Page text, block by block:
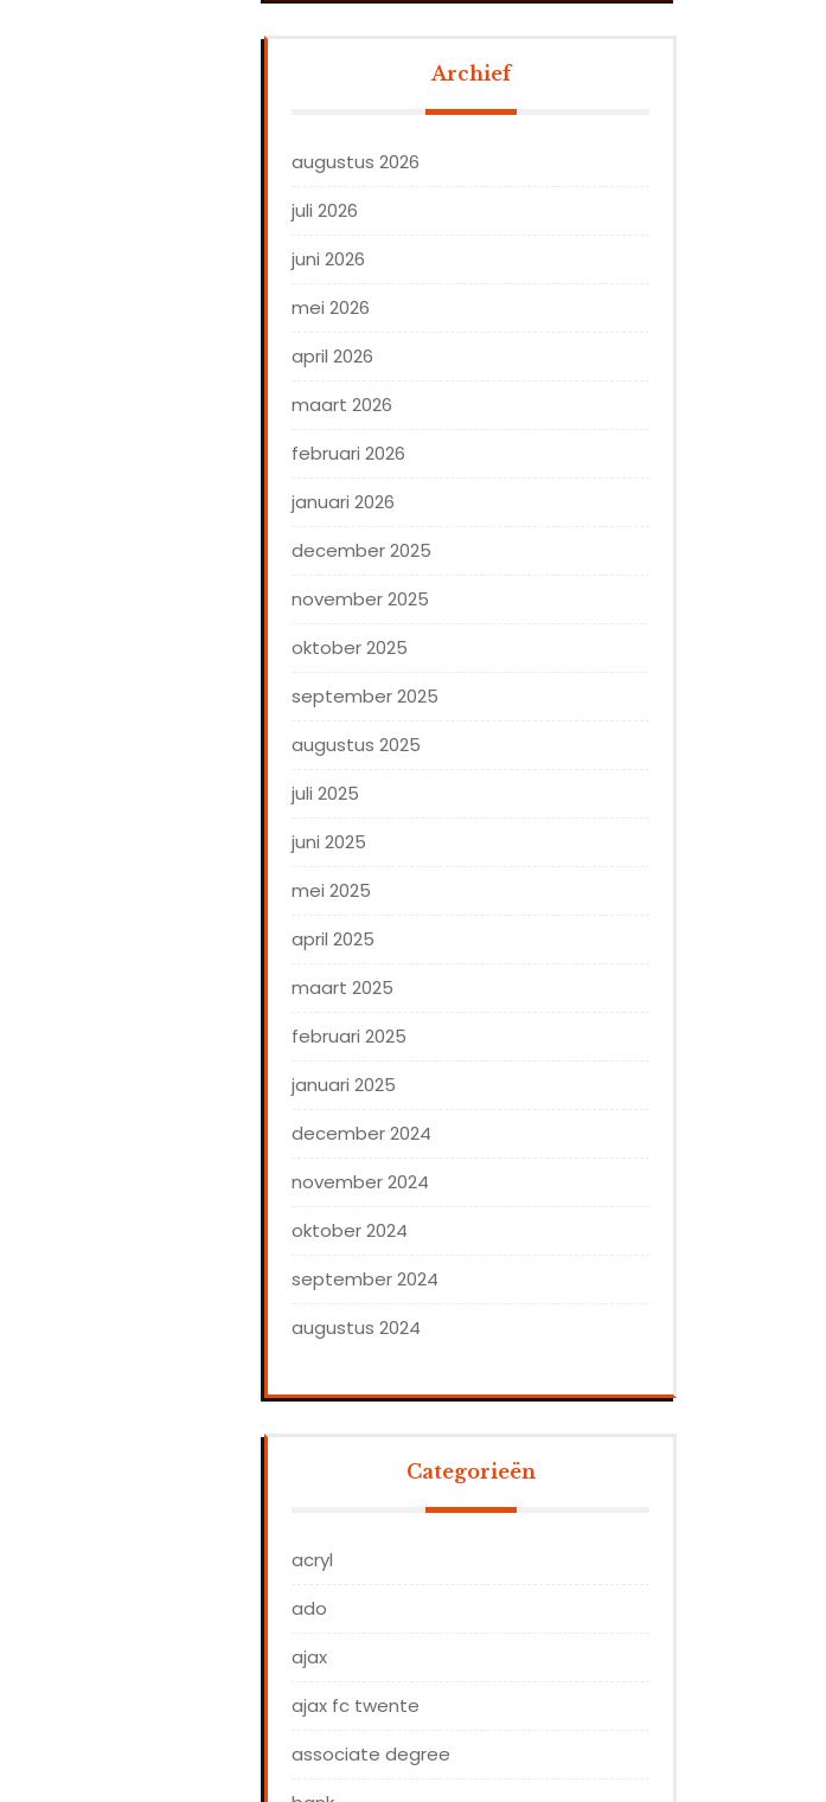
Archief
augustus 2026
juli 2026
juni 2026
mei 2026
april 2026
maart 2026
februari 2026
januari 2026
december 2025
november 2025
oktober 2025
september 2025
augustus 2025
juli 2025
juni 2025
mei 2025
april 2025
maart 2025
februari 2025
januari 2025
december 2024
november 2024
oktober 2024
september 2024
augustus 2024
Categorieën
acryl
ado
ajax
ajax fc twente
associate degree